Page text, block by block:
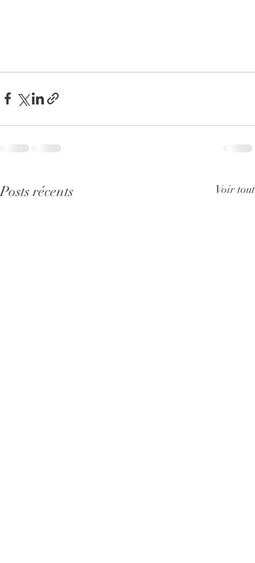
Posts récents Voir tout